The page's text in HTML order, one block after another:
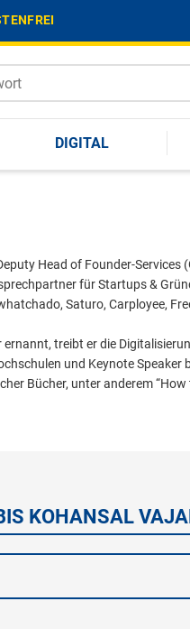
DIGITAL
Head of Founder-
für Startups &
Saturo, Carployee,
treibt er die
und Keynote Speaker
Bücher, unter anderem
KOHANSAL